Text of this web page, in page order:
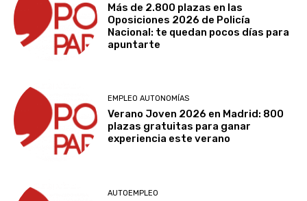
Más de 2.800 plazas en las
Oposiciones 2026 de Policía
Nacional: te quedan pocos días para
apuntarte
EMPLEO AUTONOMÍAS
Verano Joven 2026 en Madrid: 800
plazas gratuitas para ganar
experiencia este verano
AUTOEMPLEO